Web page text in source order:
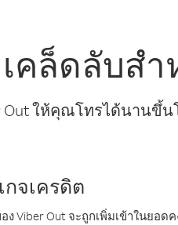
เคล็ดลับสำ
Out ให้คุณโทรได้นานขึ้น
กจเครดิต
ง Viber Out จะถูกเพิ่มเข้าในยอ